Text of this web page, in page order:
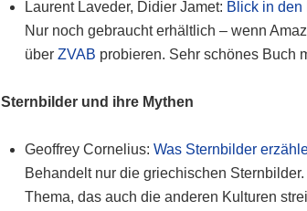
Laurent Laveder, Didier Jamet: Blick in den
Nur noch gebraucht erhältlich – wenn
über ZVAB probieren. Sehr schönes Buch
Sternbilder und ihre Mythen
Geoffrey Cornelius: Was Sternbilder
Behandelt nur die griechischen
Thema, das auch die anderen Kulturen